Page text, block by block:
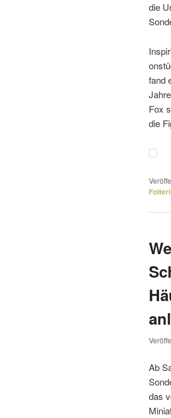
die
fand
Fox
die
Ab
das